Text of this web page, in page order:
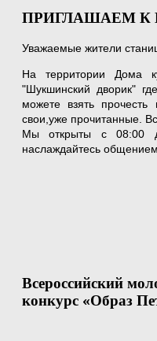
ПРИГЛАШАЕМ К
Уважаемые жители
На территории Дома
"Шукшинский дворик"
можете взять прочесть
свои,уже прочитанные.
Мы открыты с 08:00
наслаждайтесь
Всероссийский
конкурс «Образ